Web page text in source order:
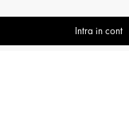
Intra in cont